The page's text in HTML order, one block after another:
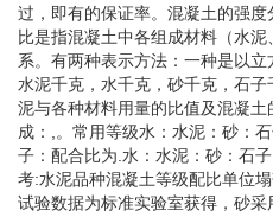
过，即有的保证率。混凝土的强
比是指混凝土中各组成材料（水
系。有两种表示方法：一种是以
水泥千克，水千克，砂千克，石
泥与各种材料用量的比值及混凝
成：,。常用等级水：水泥：砂：
子：配合比为.水：水泥：砂：石
考:水泥品种混凝土等级配比单位
试验数据为标准实验室获得，砂